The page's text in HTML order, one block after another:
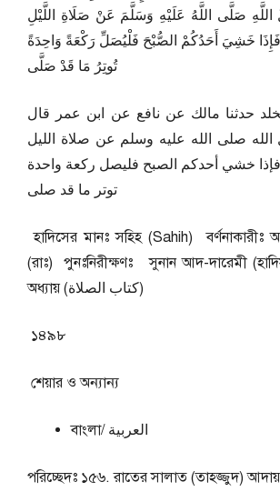
صَلَّى اللَّهُ عَلَيْهِ وَسَلَّمَ عَنْ صَلَاةِ اللَّيْلِ
خَشِيَ أَحَدُكُمْ الصُّبْحَ فَلْيُصَلِّ رَكْعَةً وَاحِدَةً
تُوتِرُ مَا قَدْ صَلَّى
حدثنا مالك عن نافع عن ابن عمر قال
صلى الله عليه وسلم عن صلاة الليل
خشي أحدكم الصبح فليصل ركعة واحدة
توتر ما قد صلى
হাদিসের মানঃ সহিহ (Sahih) বর্ণনাকারীঃ
(রাঃ) পুনঃনিরীক্ষণঃ সুনান আদ-দারেমী
অধ্যায় (كتاب الصلاة)
১৪৯৮
শেয়ার ও অন্যান্য
বাংলা/ العربية
পরিচ্ছেদঃ ১৫৬. রাতের সালাত (তাহজ্জুদ)